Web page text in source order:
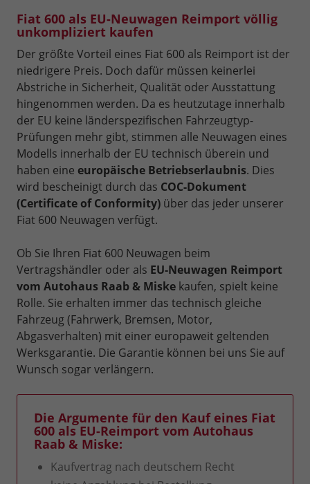
Fiat 600 als EU-Neuwagen Reimport völlig
unkompliziert kaufen
Der größte Vorteil eines Fiat 600 als Reimport ist der
niedrigere Preis. Doch dafür müssen keinerlei
Abstriche in Sicherheit, Qualität oder Ausstattung
hingenommen werden. Da es heutzutage innerhalb
der EU keine länderspezifischen Fahrzeugtyp-
Prüfungen mehr gibt, stimmen alle Neuwagen eines
Modells innerhalb der EU technisch überein und
haben eine europäische Betriebserlaubnis. Dies
wird bescheinigt durch das COC-Dokument
(Certificate of Conformity) über das jeder unserer
Fiat 600 Neuwagen verfügt.
Ob Sie Ihren Fiat 600 Neuwagen beim
Vertragshändler oder als EU-Neuwagen Reimport
vom Autohaus Raab & Miske kaufen, spielt keine
Rolle. Sie erhalten immer das technisch gleiche
Fahrzeug (Fahrwerk, Bremsen, Motor,
Abgasverhalten) mit einer europaweit geltenden
Werksgarantie. Die Garantie können bei uns Sie auf
Wunsch sogar verlängern.
Die Argumente für den Kauf eines Fiat
600 als EU-Reimport vom Autohaus
Raab & Miske:
Kaufvertrag nach deutschem Recht